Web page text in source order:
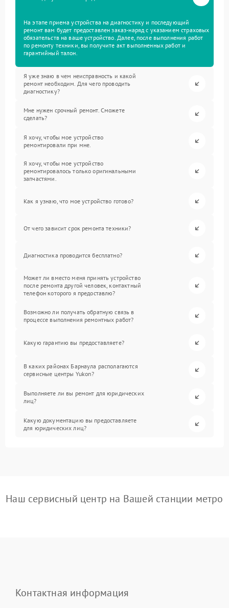
На этапе приема устройства на диагностику и последующий
ремонт вам будет предоставлен заказ-наряд с указанием страховых
обязательств на ваше устройство. Далее, после выполнения работ
по ремонту техники, вы получите акт выполненных работ и
гарантийный талон.
Я уже знаю в чем неисправность и какой
ремонт необходим. Для чего проводить
диагностику?
Мне нужен срочный ремонт. Сможете
сделать?
Я хочу, чтобы мое устройство
ремонтировали при мне.
Я хочу, чтобы мое устройство
ремонтировалось только оригинальными
запчастями.
Как я узнаю, что мое устройство готово?
От чего зависит срок ремонта техники?
Диагностика проводится бесплатно?
Может ли вместо меня принять устройство
после ремонта другой человек, контактный
телефон которого я предоставлю?
Возможно ли получать обратную связь в
процессе выполнения ремонтных работ?
Какую гарантию вы предоставляете?
В каких районах Барнаула располагаются
сервисные центры Yukon?
Выполняете ли вы ремонт для юридических
лиц?
Какую документацию вы предоставляете
для юридических лиц?
Наш сервисный центр на Вашей станции метро
Контактная информация